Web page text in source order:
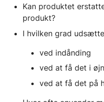
Kan produktet
produkt?
I hvilken grad
ved indånding
ved at få det i
ved at få det på